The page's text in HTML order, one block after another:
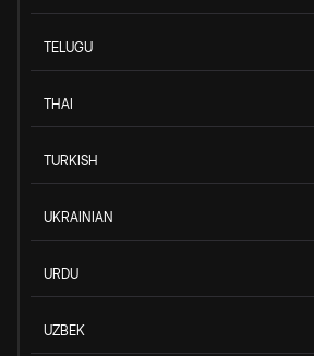
TELUGU
THAI
TURKISH
UKRAINIAN
URDU
UZBEK